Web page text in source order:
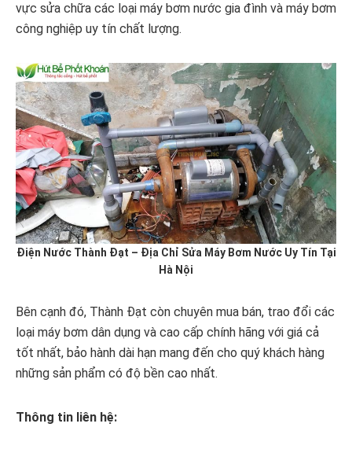
vực sửa chữa các loại máy bơm nước gia đình và máy bơm
công nghiệp uy tín chất lượng.
Điện Nước Thành Đạt – Địa Chỉ Sửa Máy Bơm Nước Uy Tín Tại
Hà Nội
Bên cạnh đó, Thành Đạt còn chuyên mua bán, trao đổi các
loại máy bơm dân dụng và cao cấp chính hãng với giá cả
tốt nhất, bảo hành dài hạn mang đến cho quý khách hàng
những sản phẩm có độ bền cao nhất.
Thông tin liên hệ: